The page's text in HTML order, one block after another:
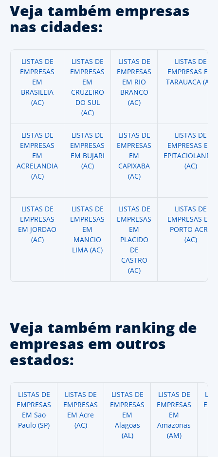
Veja também empresas
nas cidades:
LISTAS DE
EMPRESAS
EM
BRASILEIA
(AC)
LISTAS DE
EMPRESAS
EM
CRUZEIRO
DO SUL
(AC)
LISTAS DE
EMPRESAS
EM RIO
BRANCO
(AC)
LISTAS DE
EMPRESAS EM
TARAUACA (AC)
LISTAS DE
EMPRESAS
EM
ACRELANDIA
(AC)
LISTAS DE
EMPRESAS
EM BUJARI
(AC)
LISTAS DE
EMPRESAS
EM
CAPIXABA
(AC)
LISTAS DE
EMPRESAS EM
EPITACIOLANDIA
(AC)
LISTAS DE
EMPRESAS
EM JORDAO
(AC)
LISTAS DE
EMPRESAS
EM
MANCIO
LIMA (AC)
LISTAS DE
EMPRESAS
EM
PLACIDO
DE
CASTRO
(AC)
LISTAS DE
EMPRESAS EM
PORTO ACRE
(AC)
Veja também ranking de
empresas em outros
estados:
LISTAS DE
EMPRESAS
EM Sao
Paulo (SP)
LISTAS DE
EMPRESAS
EM Acre
(AC)
LISTAS DE
EMPRESAS
EM
Alagoas
(AL)
LISTAS DE
EMPRESAS
EM
Amazonas
(AM)